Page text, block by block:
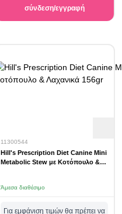
σύνδεση/εγγραφή
11300544
Hill's Prescription Diet Canine Mini
Metabolic Stew με Κοτόπουλο &
Άμεσα διαθέσιμο
Για εμφάνιση τιμών θα πρέπει να